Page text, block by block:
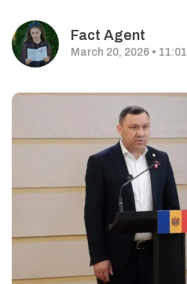
Fact Agent
March 20, 2026 • 11:01